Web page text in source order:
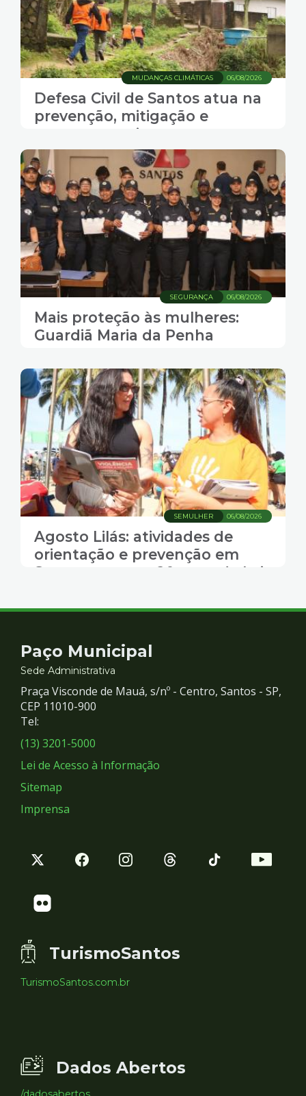
06/08/2026
MUDANÇAS CLIMÁTICAS
Defesa Civil de Santos atua na
prevenção, mitigação e
preparo para impactos
climáticos
06/08/2026
SEGURANÇA
Mais proteção às mulheres:
Guardiã Maria da Penha
ampliação de equipes em
Santos
06/08/2026
SEMULHER
Agosto Lilás: atividades de
orientação e prevenção em
Santos marcam 20 anos da Lei
Contato
e
Redes
Sociais
Paço Municipal
Sede Administrativa
Praça Visconde de Mauá, s/nº - Centro, Santos - SP,
CEP 11010-900
Tel:
(13) 3201-5000
Lei de Acesso à Informação
Sitemap
Imprensa
TurismoSantos
TurismoSantos.com.br
Dados Abertos